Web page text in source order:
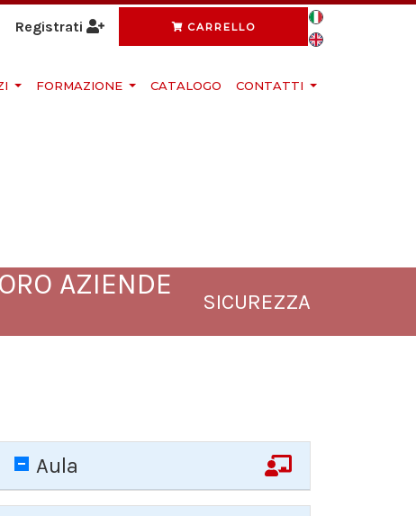
Registrati CARRELLO
FORMAZIONE CATALOGO CONTATTI
AZIENDE
SICUREZZA
Aula